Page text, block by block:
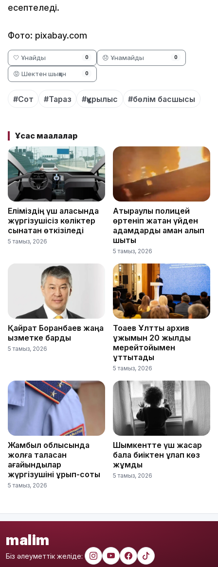
есептеледі.
Фото: pixabay.com
🤍 Ұнайды 0 😞 Ұнамайды 0
😡 Шектен шыққан 0
#Сот #Тараз #құрылыс #бөлім басшысы
Ұқсас мақалалар
Еліміздің үш қаласында
жүргізушісіз көліктер
сынақтан өткізіледі
5 тамыз, 2026
Атыраулық полицей
өртеніп жатқан үйден
адамдарды аман алып
шықты
5 тамыз, 2026
Қайрат Боранбаев жаңа
қызметке барды
5 тамыз, 2026
Тоқаев Ұлттық архив
ұжымын 20 жылдық
мерейтойымен
құттықтады
5 тамыз, 2026
Жамбыл облысында
жолға таласқан
ағайындылар
жүргізушіні ұрып-соқты
5 тамыз, 2026
Шымкентте үш жасар
бала биіктен құлап көз
жұмды
5 тамыз, 2026
malim
Біз әлеуметтік желіде: